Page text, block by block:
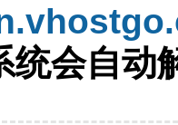
统会自动